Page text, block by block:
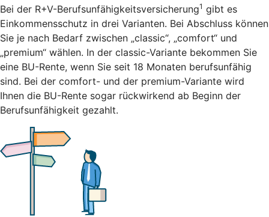
Bei der R+V-Berufsunfähigkeitsversicherung1 gibt es
Einkommensschutz in drei Varianten. Bei Abschluss können
Sie je nach Bedarf zwischen „classic“, „comfort“ und
„premium“ wählen. In der classic-Variante bekommen Sie
eine BU-Rente, wenn Sie seit 18 Monaten berufsunfähig
sind. Bei der comfort- und der premium-Variante wird
Ihnen die BU-Rente sogar rückwirkend ab Beginn der
Berufsunfähigkeit gezahlt.